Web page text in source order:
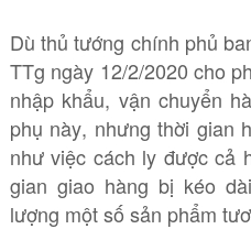
Dù thủ tướng chính phủ
TTg ngày 12/2/2020 cho
nhập khẩu, vận chuyển
phụ này, nhưng thời gian
như việc cách ly được cả
gian giao hàng bị kéo
lượng một số sản phẩm